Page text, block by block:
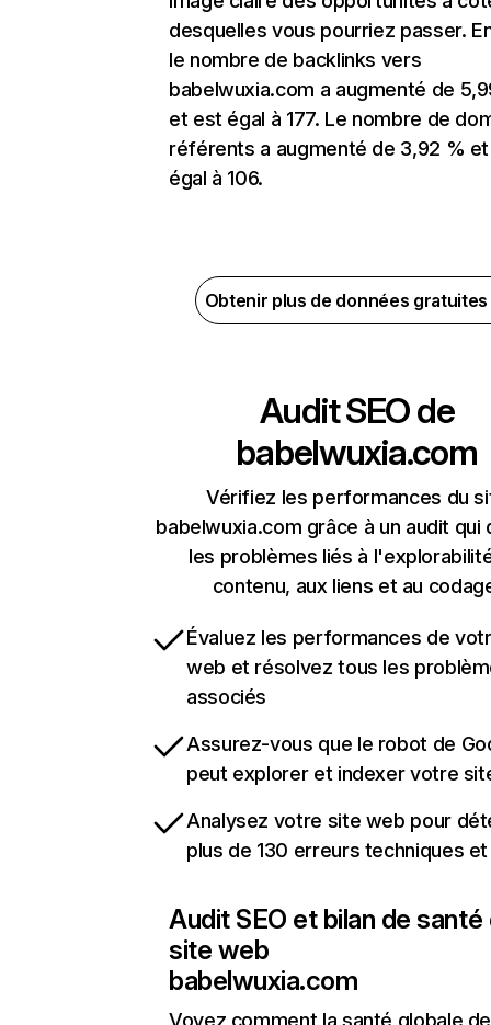
desquelles vous pourriez passer.
le nombre de backlinks vers
babelwuxia.com a augmenté de
et est égal à 177. Le nombre de
référents a augmenté de 3,92 %
égal à 106.
Obtenir plus de données
Audit SEO de
babelwuxia.com
Vérifiez les performances du
babelwuxia.com grâce à un audit qui
les problèmes liés à
contenu, aux liens et au
Évaluez les performances de
web et résolvez tous les
associés
Assurez-vous que le robot de
peut explorer et indexer votre
Analysez votre site web pour
plus de 130 erreurs techniques et
Audit SEO et bilan de santé
site web
babelwuxia.com
Voyez comment la santé globale